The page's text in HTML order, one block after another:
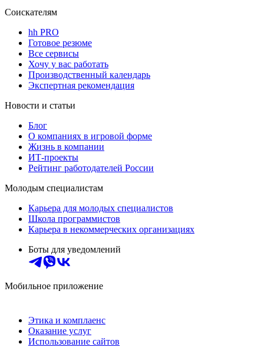
Соискателям
hh PRO
Готовое резюме
Все сервисы
Хочу у вас работать
Производственный календарь
Экспертная рекомендация
Новости и статьи
Блог
О компаниях в игровой форме
Жизнь в компании
ИТ-проекты
Рейтинг работодателей России
Молодым специалистам
Карьера для молодых специалистов
Школа программистов
Карьера в некоммерческих организациях
Боты для уведомлений
Мобильное приложение
Этика и комплаенс
Оказание услуг
Использование сайтов